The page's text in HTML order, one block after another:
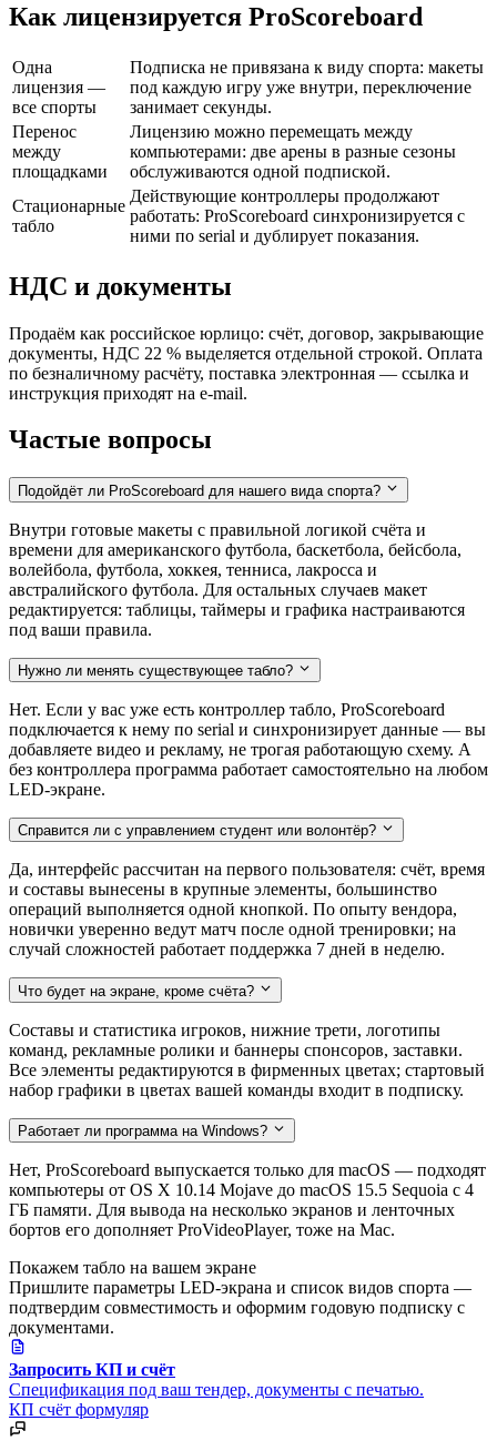
Как лицензируется ProScoreboard
Одна
лицензия —
все спорты
Подписка не привязана к виду спорта: макеты
под каждую игру уже внутри, переключение
занимает секунды.
Перенос
между
площадками
Лицензию можно перемещать между
компьютерами: две арены в разные сезоны
обслуживаются одной подпиской.
Стационарные
табло
Действующие контроллеры продолжают
работать: ProScoreboard синхронизируется с
ними по serial и дублирует показания.
НДС и документы
Продаём как российское юрлицо: счёт, договор, закрывающие
документы, НДС 22 % выделяется отдельной строкой. Оплата
по безналичному расчёту, поставка электронная — ссылка и
инструкция приходят на e-mail.
Частые вопросы
Подойдёт ли ProScoreboard для нашего вида спорта?
Внутри готовые макеты с правильной логикой счёта и
времени для американского футбола, баскетбола, бейсбола,
волейбола, футбола, хоккея, тенниса, лакросса и
австралийского футбола. Для остальных случаев макет
редактируется: таблицы, таймеры и графика настраиваются
под ваши правила.
Нужно ли менять существующее табло?
Нет. Если у вас уже есть контроллер табло, ProScoreboard
подключается к нему по serial и синхронизирует данные — вы
добавляете видео и рекламу, не трогая работающую схему. А
без контроллера программа работает самостоятельно на любом
LED-экране.
Справится ли с управлением студент или волонтёр?
Да, интерфейс рассчитан на первого пользователя: счёт, время
и составы вынесены в крупные элементы, большинство
операций выполняется одной кнопкой. По опыту вендора,
новички уверенно ведут матч после одной тренировки; на
случай сложностей работает поддержка 7 дней в неделю.
Что будет на экране, кроме счёта?
Составы и статистика игроков, нижние трети, логотипы
команд, рекламные ролики и баннеры спонсоров, заставки.
Все элементы редактируются в фирменных цветах; стартовый
набор графики в цветах вашей команды входит в подписку.
Работает ли программа на Windows?
Нет, ProScoreboard выпускается только для macOS — подходят
компьютеры от OS X 10.14 Mojave до macOS 15.5 Sequoia с 4
ГБ памяти. Для вывода на несколько экранов и ленточных
бортов его дополняет ProVideoPlayer, тоже на Mac.
Покажем табло на вашем экране
Пришлите параметры LED-экрана и список видов спорта —
подтвердим совместимость и оформим годовую подписку с
документами.
Запросить КП и счёт
Спецификация под ваш тендер, документы с печатью.
КП счёт формуляр